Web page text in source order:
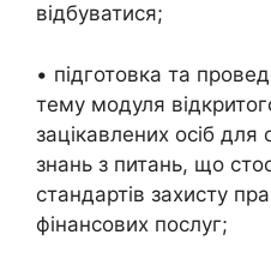
відбуватися;
• підготовка та
тему модуля
зацікавлених осіб
знань з питань, що
стандартів захисту
фінансових послуг;